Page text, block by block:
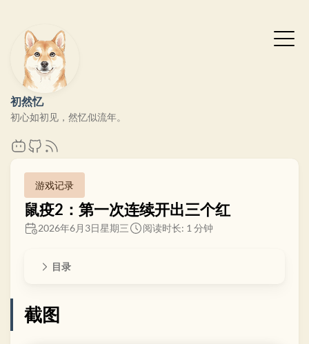
初然忆
初心如初见，然忆似流年。
游戏记录
鼠疫2：第一次连续开出三个红
2026年6月3日星期三 阅读时长: 1 分钟
目录
截图